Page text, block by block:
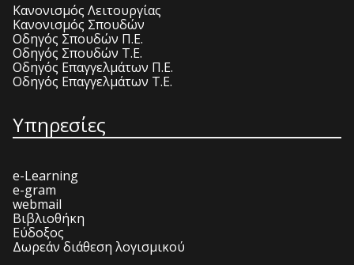
Κανονισμός Λειτουργίας
Κανονισμός Σπουδών
Οδηγός Σπουδών Π.Ε.
Οδηγός Σπουδών Τ.Ε.
Οδηγός Επαγγελμάτων Π.Ε.
Οδηγός Επαγγελμάτων Τ.Ε.
Υπηρεσίες
e-Learning
e-gram
webmail
Βιβλιοθήκη
Εύδοξος
Δωρεάν διάθεση λογισμικού